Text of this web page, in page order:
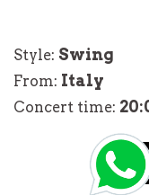
Style: Swing
From: Italy
Concert time: